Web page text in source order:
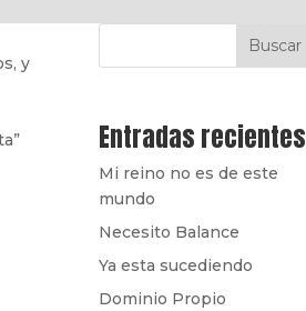
y
Buscar
Entradas recientes
Mi reino no es de este
mundo
Necesito Balance
Ya esta sucediendo
Dominio Propio